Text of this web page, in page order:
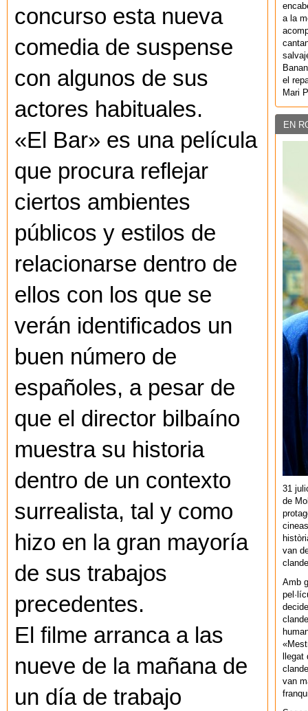
concurso esta nueva
comedia de suspense
con algunos de sus
actores habituales.
«El Bar» es una película
que procura reflejar
ciertos ambientes
públicos y estilos de
relacionarse dentro de
ellos con los que se
verán identificados un
buen número de
españoles, a pesar de
que el director bilbaíno
muestra su historia
dentro de un contexto
surrealista, tal y como
hizo en la gran mayoría
de sus trabajos
precedentes.
El filme arranca a las
nueve de la mañana de
un día de trabajo
a la
el
Mari
EN
31
de
van
Amb
van